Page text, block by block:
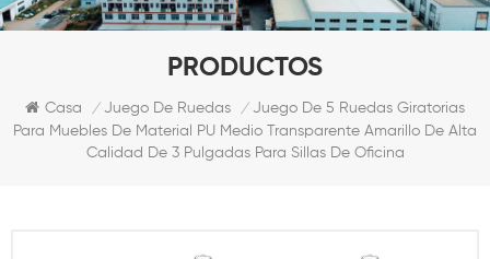
PRODUCTOS
Casa / Juego De Ruedas / Juego De 5 Ruedas Giratorias
Para Muebles De Material PU Medio Transparente Amarillo De Alta
Calidad De 3 Pulgadas Para Sillas De Oficina